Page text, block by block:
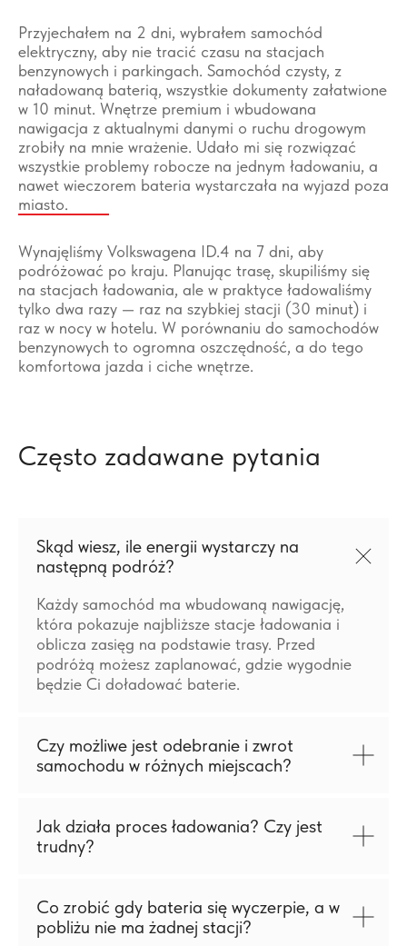
Przyjechałem na 2 dni, wybrałem samochód
elektryczny, aby nie tracić czasu na stacjach
benzynowych i parkingach. Samochód czysty, z
naładowaną baterią, wszystkie dokumenty załatwione
w 10 minut. Wnętrze premium i wbudowana
nawigacja z aktualnymi danymi o ruchu drogowym
zrobiły na mnie wrażenie. Udało mi się rozwiązać
wszystkie problemy robocze na jednym ładowaniu, a
nawet wieczorem bateria wystarczała na wyjazd poza
miasto.
Wynajęliśmy Volkswagena ID.4 na 7 dni, aby
podróżować po kraju. Planując trasę, skupiliśmy się
na stacjach ładowania, ale w praktyce ładowaliśmy
tylko dwa razy — raz na szybkiej stacji (30 minut) i
raz w nocy w hotelu. W porównaniu do samochodów
benzynowych to ogromna oszczędność, a do tego
komfortowa jazda i ciche wnętrze.
Często zadawane pytania
Skąd wiesz, ile energii wystarczy na
następną podróż?
Każdy samochód ma wbudowaną nawigację,
która pokazuje najbliższe stacje ładowania i
oblicza zasięg na podstawie trasy. Przed
podróżą możesz zaplanować, gdzie wygodnie
będzie Ci doładować baterie.
Czy możliwe jest odebranie i zwrot
samochodu w różnych miejscach?
Jak działa proces ładowania? Czy jest
trudny?
Co zrobić gdy bateria się wyczerpie, a w
pobliżu nie ma żadnej stacji?